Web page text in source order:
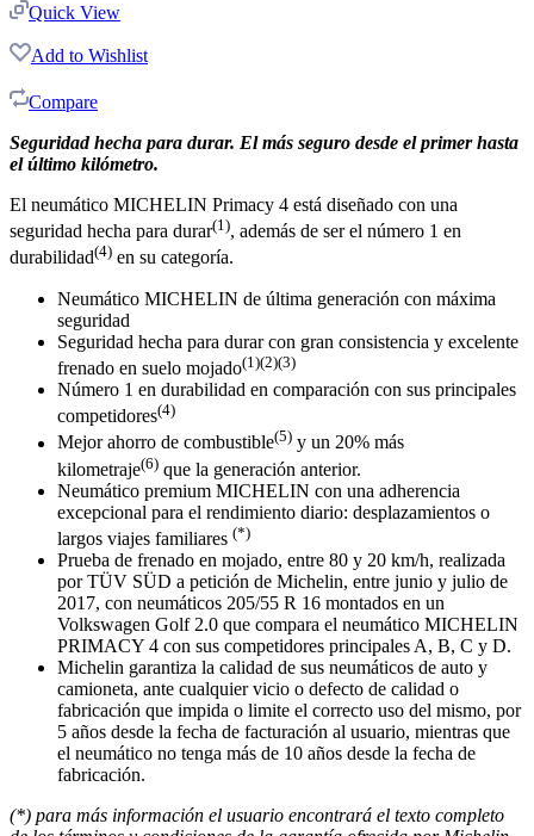
Quick View
Add to Wishlist
Compare
Seguridad hecha para durar. El más seguro desde el primer hasta
el último kilómetro.
El neumático MICHELIN Primacy 4 está diseñado con una
seguridad hecha para durar(1), además de ser el número 1 en
durabilidad(4) en su categoría.
Neumático MICHELIN de última generación con máxima
seguridad
Seguridad hecha para durar con gran consistencia y excelente
frenado en suelo mojado(1)(2)(3)
Número 1 en durabilidad en comparación con sus principales
competidores(4)
Mejor ahorro de combustible(5) y un 20% más
kilometraje(6) que la generación anterior.
Neumático premium MICHELIN con una adherencia
excepcional para el rendimiento diario: desplazamientos o
largos viajes familiares (*)
Prueba de frenado en mojado, entre 80 y 20 km/h, realizada
por TÜV SÜD a petición de Michelin, entre junio y julio de
2017, con neumáticos 205/55 R 16 montados en un
Volkswagen Golf 2.0 que compara el neumático MICHELIN
PRIMACY 4 con sus competidores principales A, B, C y D.
Michelin garantiza la calidad de sus neumáticos de auto y
camioneta, ante cualquier vicio o defecto de calidad o
fabricación que impida o limite el correcto uso del mismo, por
5 años desde la fecha de facturación al usuario, mientras que
el neumático no tenga más de 10 años desde la fecha de
fabricación.
(*) para más información el usuario encontrará el texto completo